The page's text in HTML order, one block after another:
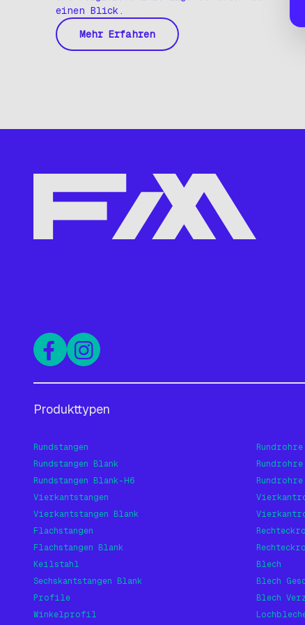
einen Blick.
Mehr Erfahren
Produkttypen
Rundstangen
Rundstangen Blank
Rundstangen Blank-H6
Vierkantstangen
Vierkantstangen Blank
Flachstangen
Flachstangen Blank
Keilstahl
Sechskantstangen Blank
Profile
Winkelprofil
Rundrohre
Blech
Blech
Blech